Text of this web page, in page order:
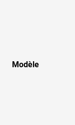
Modèle